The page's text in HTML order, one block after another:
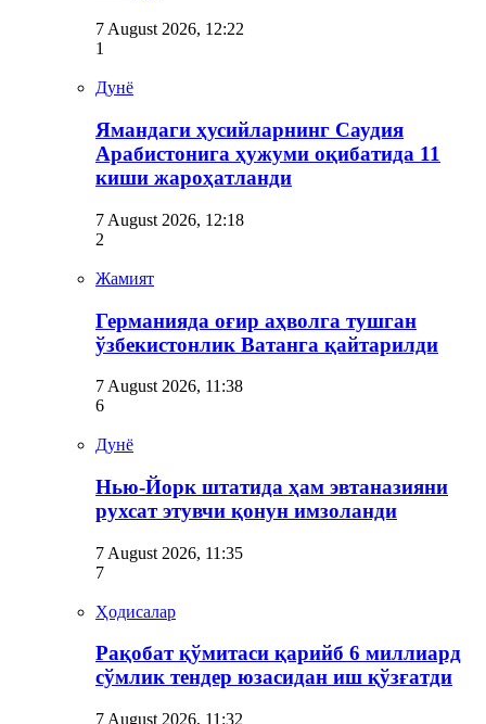
7 August 2026, 12:22
1
Дунё
Ямандаги ҳусийларнинг Саудия
Арабистонига ҳужуми оқибатида 11
киши жароҳатланди
7 August 2026, 12:18
2
Жамият
Германияда оғир аҳволга тушган
ўзбекистонлик Ватанга қайтарилди
7 August 2026, 11:38
6
Дунё
Нью-Йорк штатида ҳам эвтаназияни
рухсат этувчи қонун имзоланди
7 August 2026, 11:35
7
Ҳодисалар
Рақобат қўмитаси қарийб 6 миллиард
сўмлик тендер юзасидан иш қўзғатди
7 August 2026, 11:32